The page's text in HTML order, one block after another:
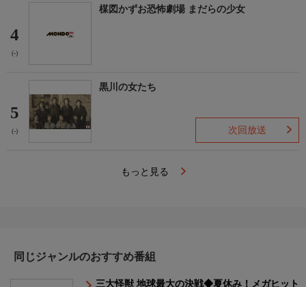
4
(-)
楳図かずお恐怖劇場 まだらの少女
5
(-)
黒川の女たち
次回放送
もっと見る
同じジャンルのおすすめ番組
三大怪獣 地球最大の決戦◆夏休み！メガヒット